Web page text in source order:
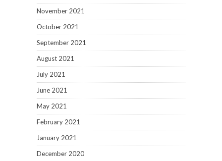
November 2021
October 2021
September 2021
August 2021
July 2021
June 2021
May 2021
February 2021
January 2021
December 2020